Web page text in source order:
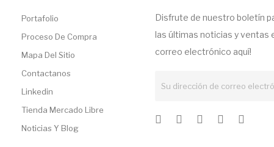
Portafolio
Proceso De Compra
Mapa Del Sitio
Contactanos
Linkedin
Tienda Mercado Libre
Noticias Y Blog
Disfrute de nuestro boletín
las últimas noticias y ventas
correo electrónico aquí!